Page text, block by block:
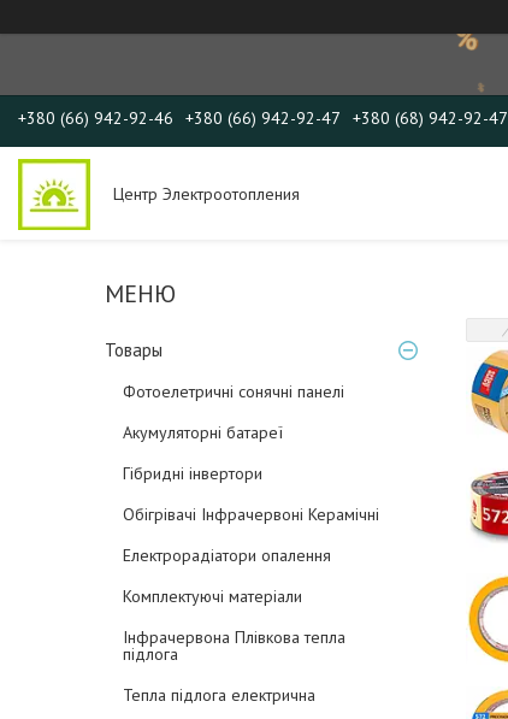
+380 (66) 942-92-46 +380 (66) 942-92-47 +380 (68) 942-92-47
Центр Электроотопления
Товары
Фотоелетричні cонячні панелі
Акумуляторні батареї
Гібридні інвертори
Обігрівачі Інфрачервоні Керамічні
Електрорадіатори опалення
Комплектуючі матеріали
Інфрачервона Плівкова тепла
підлога
Тепла підлога електрична